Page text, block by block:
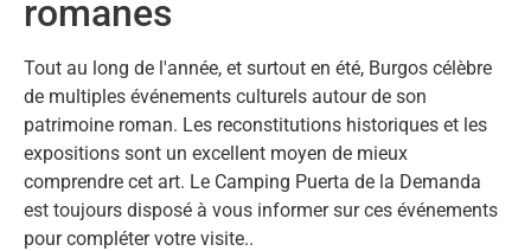
romanes
Tout au long de l'année, et surtout en été, Burgos célèbre
de multiples événements culturels autour de son
patrimoine roman. Les reconstitutions historiques et les
expositions sont un excellent moyen de mieux
comprendre cet art. Le Camping Puerta de la Demanda
est toujours disposé à vous informer sur ces événements
pour compléter votre visite..